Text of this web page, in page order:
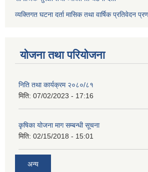
व्यक्तिगत घटना दर्ता मासिक तथा वार्षिक प्रतिवेदन
योजना तथा परियोजना
निति तथा कार्यक्रम २०८०/८१
मिति: 07/02/2023 - 17:16
कृषिका योजना माग सम्बन्धी सूचना
मिति: 02/15/2018 - 15:01
अन्य